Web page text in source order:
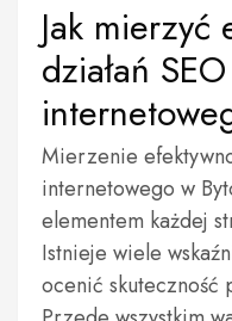
Jak mierzyć
działań
Mierzenie
internetowego w
elementem każdej
Istnieje wiele
ocenić skuteczność